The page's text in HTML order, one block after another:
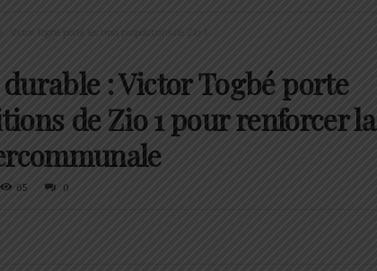
Victor Togbé porte les trois propositions de Zio 1...
: Victor Togbé porte
de Zio 1 pour renforcer la
65 0